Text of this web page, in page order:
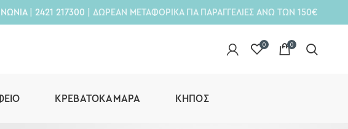
| 2421 217300 | ΔΩΡΕΑΝ ΜΕΤΑΦΟΡΙΚΑ ΓΙΑ ΠΑΡΑΓΓΕΛΙΕΣ ΑΝΩ ΤΩΝ 150€
0 0
ΚΡΕΒΑΤΟΚΆΜΑΡΑ ΚΉΠΟΣ